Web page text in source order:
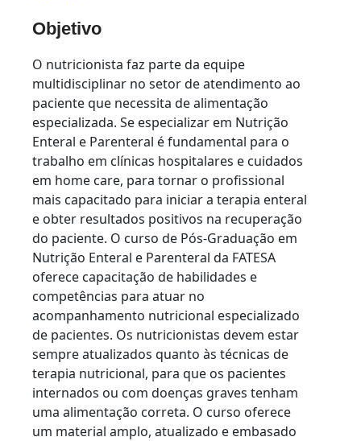
Objetivo
O nutricionista faz parte da equipe
multidisciplinar no setor de atendimento ao
paciente que necessita de alimentação
especializada. Se especializar em Nutrição
Enteral e Parenteral é fundamental para o
trabalho em clínicas hospitalares e cuidados
em home care, para tornar o profissional
mais capacitado para iniciar a terapia enteral
e obter resultados positivos na recuperação
do paciente. O curso de Pós-Graduação em
Nutrição Enteral e Parenteral da FATESA
oferece capacitação de habilidades e
competências para atuar no
acompanhamento nutricional especializado
de pacientes. Os nutricionistas devem estar
sempre atualizados quanto às técnicas de
terapia nutricional, para que os pacientes
internados ou com doenças graves tenham
uma alimentação correta. O curso oferece
um material amplo, atualizado e embasado